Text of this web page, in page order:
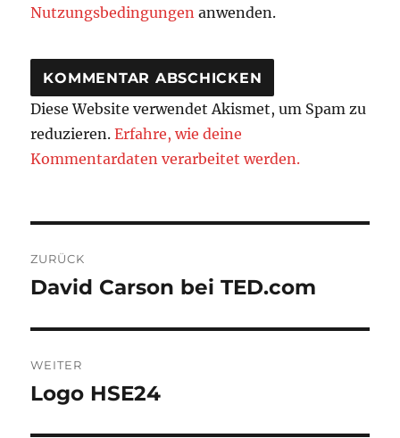
Nutzungsbedingungen anwenden.
Diese Website verwendet Akismet, um Spam zu
reduzieren.Erfahre, wie deine
Kommentardaten verarbeitet werden.
ZURÜCK
Vorheriger
David Carson bei TED.com
WEITER
Nächster
Logo HSE24